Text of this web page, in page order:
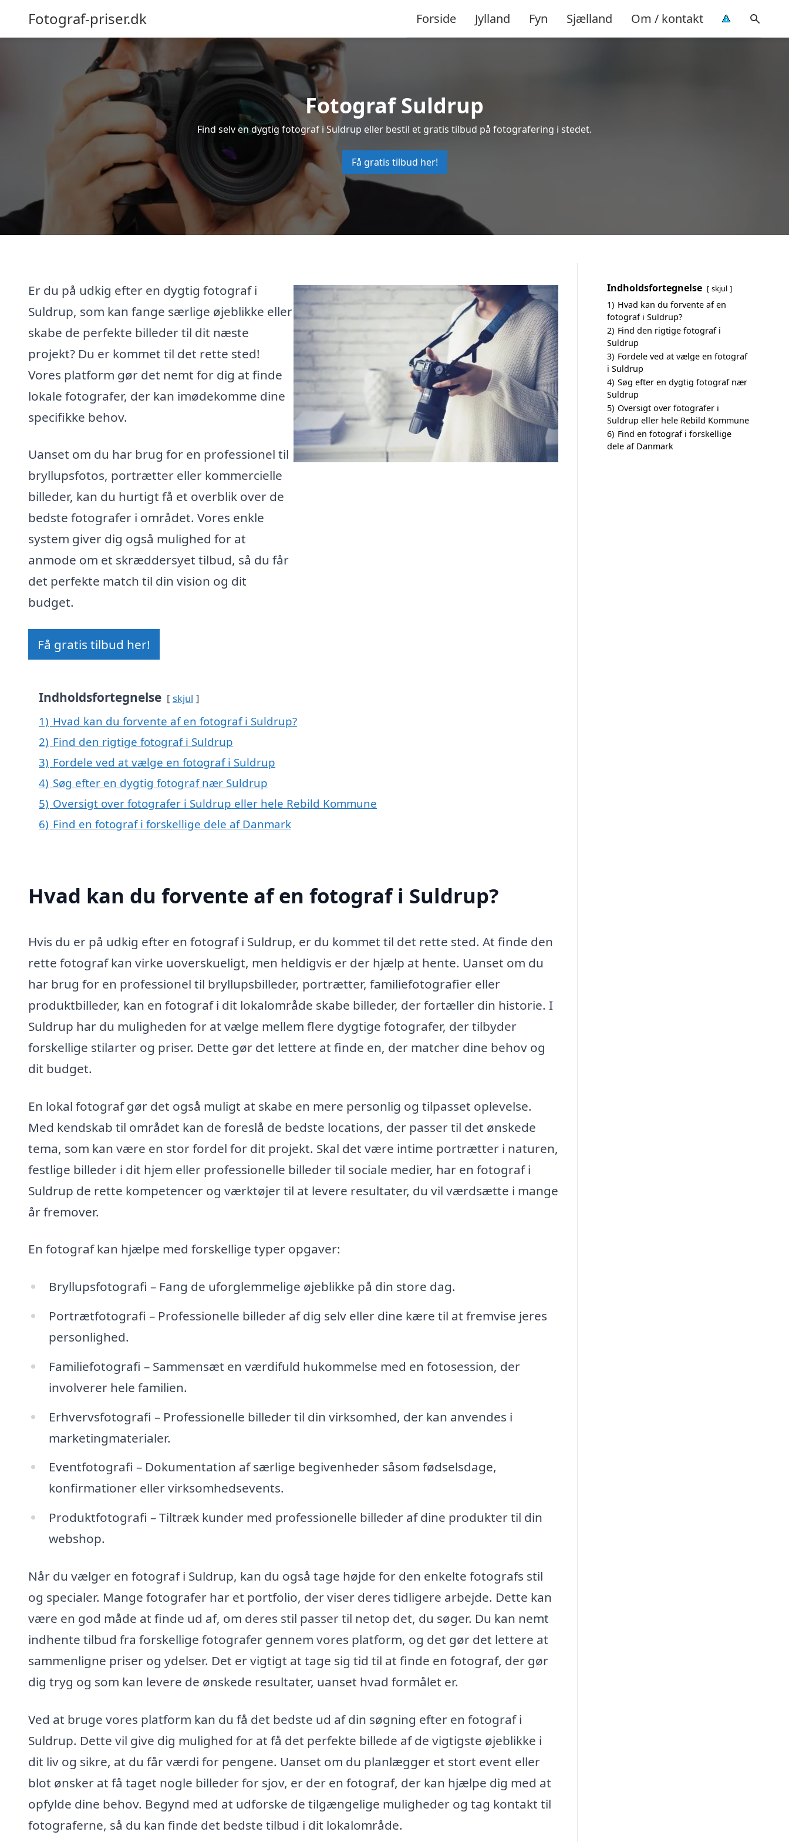
Fotograf-priser.dk Forside Jylland Fyn Sjælland Om / kontakt
Fotograf Suldrup
Find selv en dygtig fotograf i Suldrup eller bestil et gratis tilbud på fotografering i stedet.
Få gratis tilbud her!
Er du på udkig efter en dygtig fotograf i
Suldrup, som kan fange særlige øjeblikke eller
skabe de perfekte billeder til dit næste
projekt? Du er kommet til det rette sted!
Vores platform gør det nemt for dig at finde
lokale fotografer, der kan imødekomme dine
specifikke behov.
Uanset om du har brug for en professionel til
bryllupsfotos, portrætter eller kommercielle
billeder, kan du hurtigt få et overblik over de
bedste fotografer i området. Vores enkle
system giver dig også mulighed for at
anmode om et skræddersyet tilbud, så du får
det perfekte match til din vision og dit
budget.
Få gratis tilbud her!
Indholdsfortegnelse skjul
1) Hvad kan du forvente af en fotograf i Suldrup?
2) Find den rigtige fotograf i Suldrup
3) Fordele ved at vælge en fotograf i Suldrup
4) Søg efter en dygtig fotograf nær Suldrup
5) Oversigt over fotografer i Suldrup eller hele Rebild Kommune
6) Find en fotograf i forskellige dele af Danmark
Hvad kan du forvente af en fotograf i Suldrup?
Hvis du er på udkig efter en fotograf i Suldrup, er du kommet til det rette sted. At finde den
rette fotograf kan virke uoverskueligt, men heldigvis er der hjælp at hente. Uanset om du
har brug for en professionel til bryllupsbilleder, portrætter, familiefotografier eller
produktbilleder, kan en fotograf i dit lokalområde skabe billeder, der fortæller din historie. I
Suldrup har du muligheden for at vælge mellem flere dygtige fotografer, der tilbyder
forskellige stilarter og priser. Dette gør det lettere at finde en, der matcher dine behov og
dit budget.
En lokal fotograf gør det også muligt at skabe en mere personlig og tilpasset oplevelse.
Med kendskab til området kan de foreslå de bedste locations, der passer til det ønskede
tema, som kan være en stor fordel for dit projekt. Skal det være intime portrætter i naturen,
festlige billeder i dit hjem eller professionelle billeder til sociale medier, har en fotograf i
Suldrup de rette kompetencer og værktøjer til at levere resultater, du vil værdsætte i mange
år fremover.
En fotograf kan hjælpe med forskellige typer opgaver:
Bryllupsfotografi – Fang de uforglemmelige øjeblikke på din store dag.
Portrætfotografi – Professionelle billeder af dig selv eller dine kære til at fremvise jeres
personlighed.
Familiefotografi – Sammensæt en værdifuld hukommelse med en fotosession, der
involverer hele familien.
Erhvervsfotografi – Professionelle billeder til din virksomhed, der kan anvendes i
marketingmaterialer.
Eventfotografi – Dokumentation af særlige begivenheder såsom fødselsdage,
konfirmationer eller virksomhedsevents.
Produktfotografi – Tiltræk kunder med professionelle billeder af dine produkter til din
webshop.
Når du vælger en fotograf i Suldrup, kan du også tage højde for den enkelte fotografs stil
og specialer. Mange fotografer har et portfolio, der viser deres tidligere arbejde. Dette kan
være en god måde at finde ud af, om deres stil passer til netop det, du søger. Du kan nemt
indhente tilbud fra forskellige fotografer gennem vores platform, og det gør det lettere at
sammenligne priser og ydelser. Det er vigtigt at tage sig tid til at finde en fotograf, der gør
dig tryg og som kan levere de ønskede resultater, uanset hvad formålet er.
Ved at bruge vores platform kan du få det bedste ud af din søgning efter en fotograf i
Suldrup. Dette vil give dig mulighed for at få det perfekte billede af de vigtigste øjeblikke i
dit liv og sikre, at du får værdi for pengene. Uanset om du planlægger et stort event eller
blot ønsker at få taget nogle billeder for sjov, er der en fotograf, der kan hjælpe dig med at
opfylde dine behov. Begynd med at udforske de tilgængelige muligheder og tag kontakt til
fotograferne, så du kan finde det bedste tilbud i dit lokalområde.
Indholdsfortegnelse skjul
1) Hvad kan du forvente af en
fotograf i Suldrup?
2) Find den rigtige fotograf i
Suldrup
3) Fordele ved at vælge en fotograf
i Suldrup
4) Søg efter en dygtig fotograf nær
Suldrup
5) Oversigt over fotografer i
Suldrup eller hele Rebild Kommune
6) Find en fotograf i forskellige
dele af Danmark